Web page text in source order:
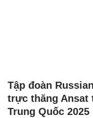
Tập đoàn
trực thăng Ansat
Trung Quốc 2025